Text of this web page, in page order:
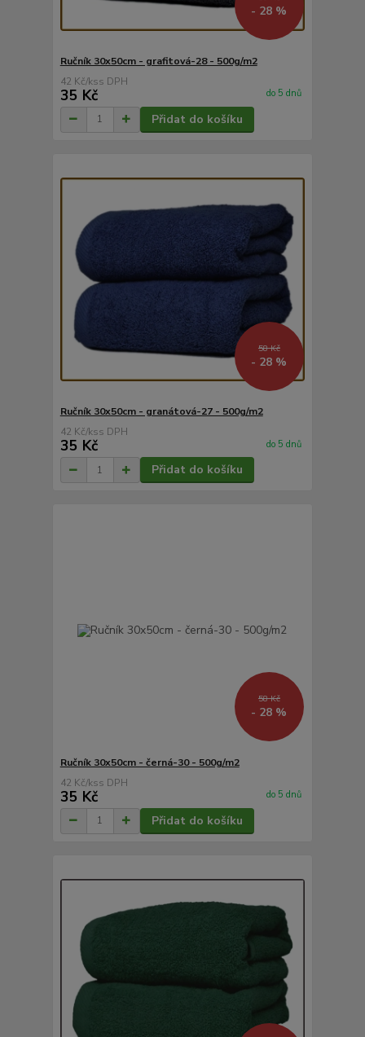
- 28 %
Ručník 30x50cm - grafitová-28 - 500g/m2
42 Kč/ks
35 Kč do 5 dnů
Přidat do košíku
58 Kč
- 28 %
Ručník 30x50cm - granátová-27 - 500g/m2
42 Kč/ks
35 Kč do 5 dnů
Přidat do košíku
58 Kč
- 28 %
Ručník 30x50cm - černá-30 - 500g/m2
42 Kč/ks
35 Kč do 5 dnů
Přidat do košíku